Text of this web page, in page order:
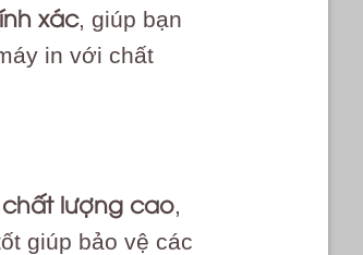
xác, giúp bạn
in với chất
lượng cao,
giúp bảo vệ các